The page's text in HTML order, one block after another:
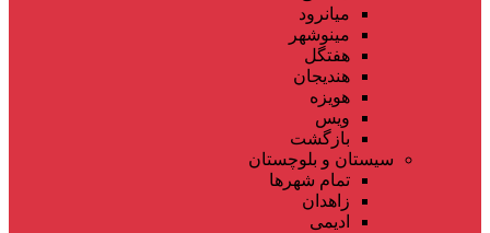
میانرود
مینوشهر
هفتگل
هندیجان
هویزه
ویس
بازگشت
سیستان و بلوچستان
تمام شهر‌ها
زاهدان
ادیمی